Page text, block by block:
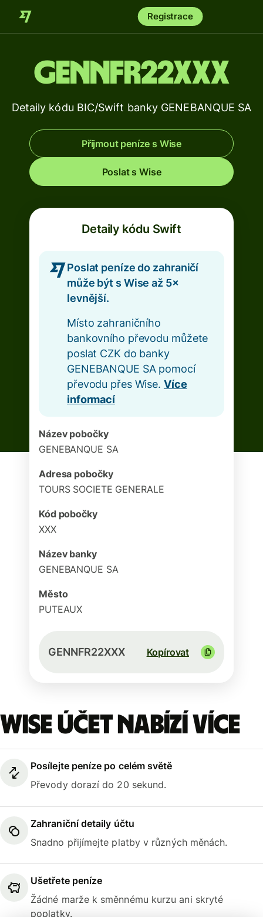
Registrace
GENNFR22XXX
Detaily kódu BIC/Swift banky GENEBANQUE SA
Přijmout peníze s Wise
Poslat s Wise
Detaily kódu Swift
Poslat peníze do zahraničí
může být s Wise až 5×
levnější.
Místo zahraničního
bankovního převodu můžete
poslat CZK do banky
GENEBANQUE SA pomocí
převodu přes Wise. Více
informací
Název pobočky
GENEBANQUE SA
Adresa pobočky
TOURS SOCIETE GENERALE
Kód pobočky
XXX
Název banky
GENEBANQUE SA
Město
PUTEAUX
GENNFR22XXX Kopírovat
Wise účet nabízí více
Posílejte peníze po celém světě
Převody dorazí do 20 sekund.
Zahraniční detaily účtu
Snadno přijímejte platby v různých měnách.
Ušetřete peníze
Žádné marže k směnnému kurzu ani skryté
poplatky.